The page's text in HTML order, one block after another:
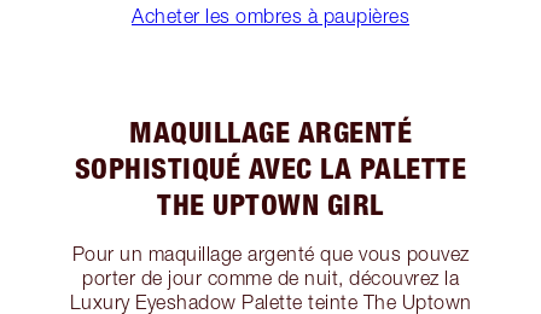
Acheter les ombres à paupières
MAQUILLAGE ARGENTÉ
SOPHISTIQUÉ AVEC LA PALETTE
THE UPTOWN GIRL
Pour un maquillage argenté que vous pouvez
porter de jour comme de nuit, découvrez la
Luxury Eyeshadow Palette teinte The Uptown